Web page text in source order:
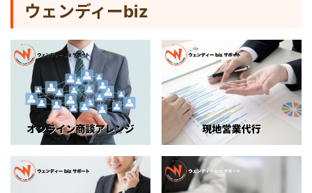
ウェンディーbiz
ボジア